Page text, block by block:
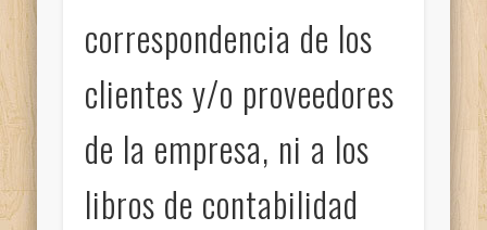
correspondencia de los
clientes y/o proveedores
de la empresa, ni a los
libros de contabilidad